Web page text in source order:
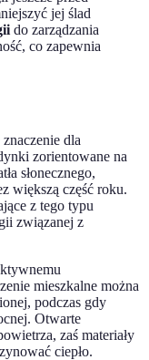
jej ślad
do zarządzania
co zapewnia
dla
zorientowane na
słonecznego,
większą część roku.
z tego typu
związanej z
mieszkalne można
podczas gdy
Otwarte
zaś materiały
ciepło.